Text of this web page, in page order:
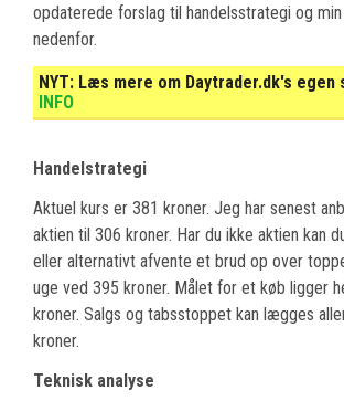
opdaterede forslag til handelsstrategi og
nedenfor.
NYT: Læs mere om Daytrader.dk's
INFO
Handelstrategi
Aktuel kurs er 381 kroner. Jeg har senest
aktien til 306 kroner. Har du ikke aktien kan
eller alternativt afvente et brud op over
uge ved 395 kroner. Målet for et køb ligger
kroner. Salgs og tabsstoppet kan lægges
kroner.
Teknisk analyse